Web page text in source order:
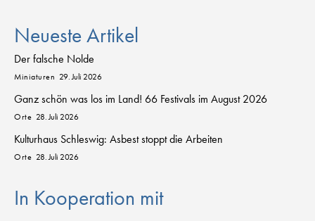
Neueste Artikel
Der falsche Nolde
Miniaturen 29. Juli 2026
Ganz schön was los im Land! 66 Festivals im August 2026
Orte 28. Juli 2026
Kulturhaus Schleswig: Asbest stoppt die Arbeiten
Orte 28. Juli 2026
In Kooperation mit